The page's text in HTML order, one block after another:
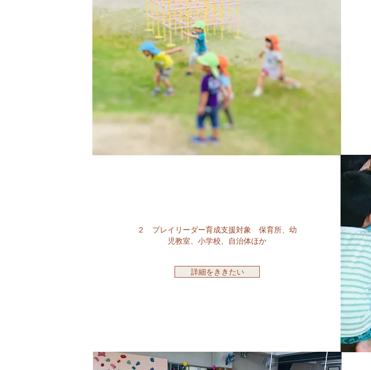
２ プレイリーダー育成支援対象 保育所、幼
児教室、小学校、自治体ほか
詳細をききたい